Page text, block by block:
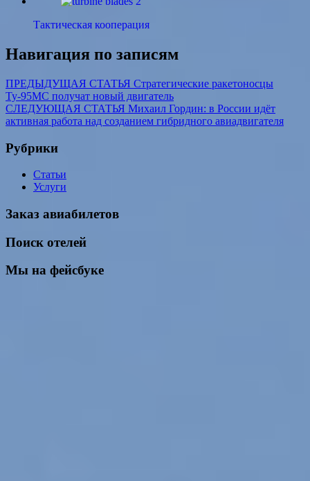
Тактическая кооперация
Навигация по записям
ПРЕДЫДУЩАЯ СТАТЬЯ Стратегические ракетоносцы
Ту-95МС получат новый двигатель
СЛЕДУЮЩАЯ СТАТЬЯ Михаил Гордин: в России идёт
активная работа над созданием гибридного авиадвигателя
Рубрики
Статьи
Услуги
Заказ авиабилетов
Поиск отелей
Мы на фейсбуке